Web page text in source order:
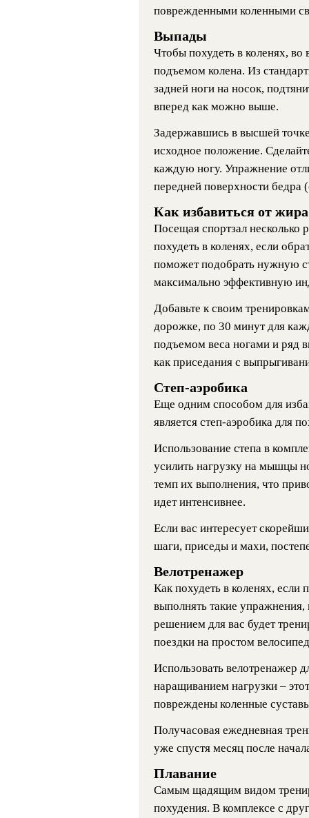
поврежденными коленными
Выпады
Чтобы похудеть в коленях,
подъемом колена. Из
задней ноги на носок,
вперед как можно выше.
Задержавшись в высшей
исходное положение.
каждую ногу. Упражнение
передней поверхности бедра
Как избавиться от
Посещая спортзал несколько
похудеть в коленях, если
поможет подобрать нужную
максимально эффективную
Добавьте к своим
дорожке, по 30 минут для
подъемом веса ногами и ряд
как приседания с
Степ-аэробика
Еще одним способом для
является степ-аэробика для
Использование степа в
усилить нагрузку на мышцы
темп их выполнения, что
идет интенсивнее.
Если вас интересует
шаги, приседы и махи,
Велотренажер
Как похудеть в коленях,
выполнять такие
решением для вас будет
поездки на простом
Использовать велотренажер
наращиванием нагрузки –
повреждены коленные
Получасовая ежедневная
уже спустя месяц после
Плавание
Самым щадящим видом
похудения. В комплексе с